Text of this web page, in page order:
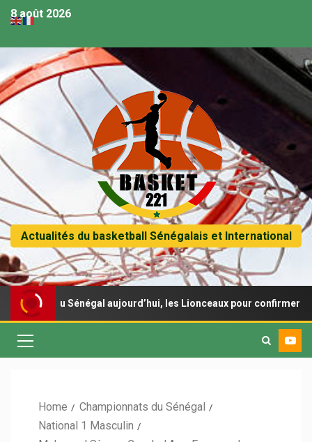
8 août 2026
Actualités du basketball Sénégalais et International
du Sénégal aujourd’hui, les Lionceaux pour confirmer
Home
Championnats du Sénégal
National 1 Masculin